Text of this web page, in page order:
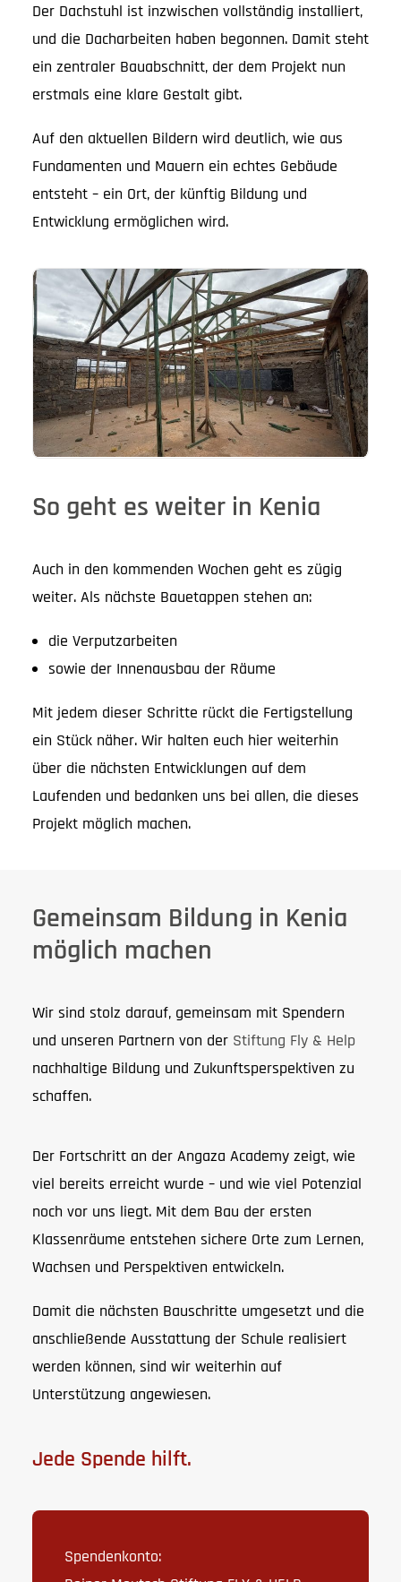
Der Dachstuhl ist inzwischen vollständig installiert,
und die Dacharbeiten haben begonnen. Damit steht
ein zentraler Bauabschnitt, der dem Projekt nun
erstmals eine klare Gestalt gibt.
Auf den aktuellen Bildern wird deutlich, wie aus
Fundamenten und Mauern ein echtes Gebäude
entsteht – ein Ort, der künftig Bildung und
Entwicklung ermöglichen wird.
So geht es weiter in Kenia
Auch in den kommenden Wochen geht es zügig
weiter. Als nächste Bauetappen stehen an:
die Verputzarbeiten
sowie der Innenausbau der Räume
Mit jedem dieser Schritte rückt die Fertigstellung
ein Stück näher. Wir halten euch hier weiterhin
über die nächsten Entwicklungen auf dem
Laufenden und bedanken uns bei allen, die dieses
Projekt möglich machen.
Gemeinsam Bildung in Kenia
möglich machen
Wir sind stolz darauf, gemeinsam mit Spendern
und unseren Partnern von der Stiftung Fly & Help
nachhaltige Bildung und Zukunftsperspektiven zu
schaffen.
Der Fortschritt an der Angaza Academy zeigt, wie
viel bereits erreicht wurde – und wie viel Potenzial
noch vor uns liegt. Mit dem Bau der ersten
Klassenräume entstehen sichere Orte zum Lernen,
Wachsen und Perspektiven entwickeln.
Damit die nächsten Bauschritte umgesetzt und die
anschließende Ausstattung der Schule realisiert
werden können, sind wir weiterhin auf
Unterstützung angewiesen.
Jede Spende hilft.
Spendenkonto: